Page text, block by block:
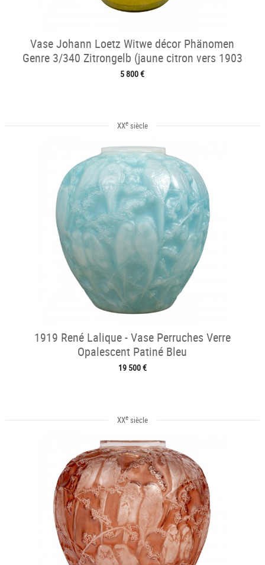
Vase Johann Loetz Witwe décor Phänomen
Genre 3/340 Zitrongelb (jaune citron vers 1903
5 800 €
XXesiècle
1919 René Lalique - Vase Perruches Verre
Opalescent Patiné Bleu
19 500 €
XXesiècle